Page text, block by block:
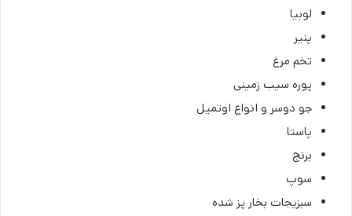
لوبیا
پنیر
تخم مرغ
پوره سیب زمینی
جو دوسر و انواع اوتمیل
پاستا
برنج
سوپ
سبزیجات بخار پز شده